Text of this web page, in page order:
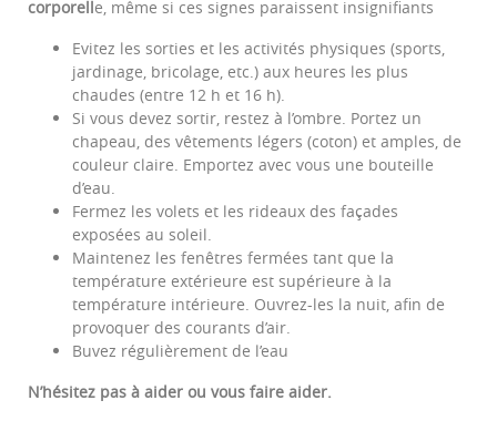
corporelle, même si ces signes paraissent insignifiants
Evitez les sorties et les activités physiques (sports,
jardinage, bricolage, etc.) aux heures les plus
chaudes (entre 12 h et 16 h).
Si vous devez sortir, restez à l’ombre. Portez un
chapeau, des vêtements légers (coton) et amples, de
couleur claire. Emportez avec vous une bouteille
d’eau.
Fermez les volets et les rideaux des façades
exposées au soleil.
Maintenez les fenêtres fermées tant que la
température extérieure est supérieure à la
température intérieure. Ouvrez-les la nuit, afin de
provoquer des courants d’air.
Buvez régulièrement de l’eau
N’hésitez pas à aider ou vous faire aider.